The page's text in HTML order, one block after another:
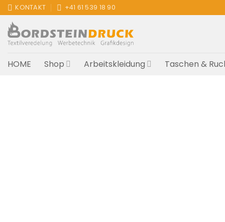
Zum
Inhalt
springen
KONTAKT +41 61 539 18 90
HOME Shop Arbeitskleidung Taschen &